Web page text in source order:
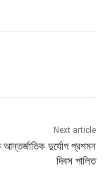
Next article
আন্তর্জাতিক দুর্যোগ প্রশমন
দিবস পালিত